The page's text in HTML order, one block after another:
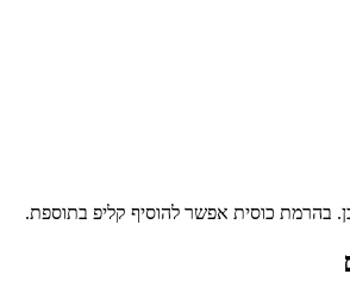
כן. בהרמת כוסית אפשר להוסיף קליפ בתוספת.